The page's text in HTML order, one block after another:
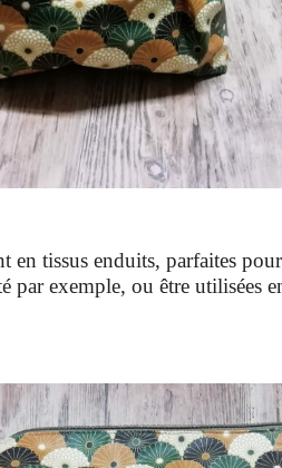
en tissus enduits, parfaites
par exemple, ou être utilisées